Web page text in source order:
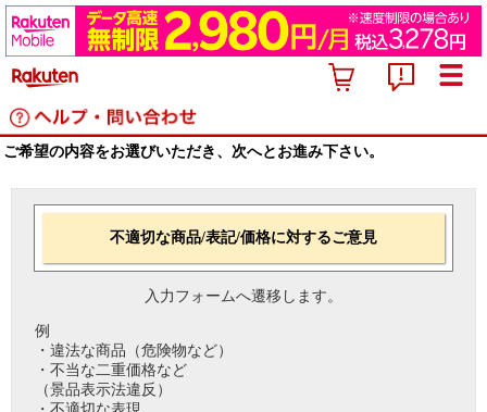
ご希望の内容をお選びいただき、次へとお進み下さい。
不適切な商品/表記/価格に対するご意見
入力フォームへ遷移します。
例
・違法な商品（危険物など）
・不当な二重価格など
（景品表示法違反）